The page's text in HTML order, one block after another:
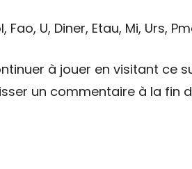
Fao, U, Diner, Etau, Mi, Urs,
à jouer en visitant ce
un commentaire à la fin